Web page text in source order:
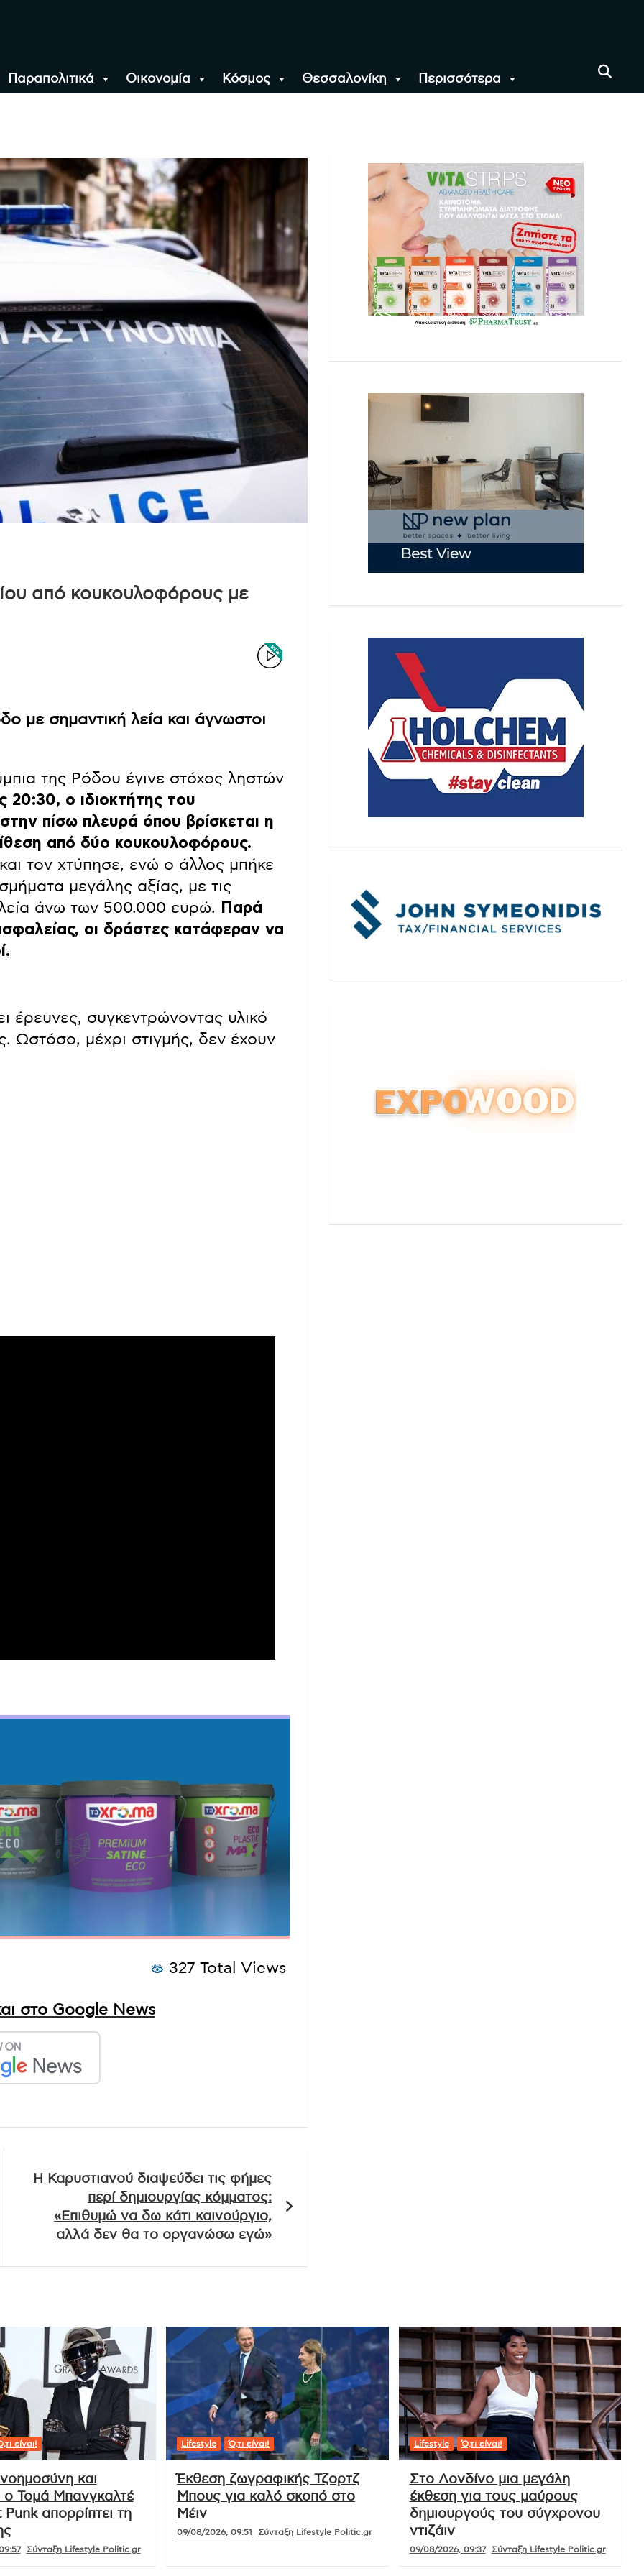
Παραπολιτικά Οικονομία Κόσμος Θεσσαλονίκη Περισσότερα
από κουκουλοφόρους με
με σημαντική λεία και άγνωστοι
της Ρόδου έγινε στόχος ληστών
20:30, ο ιδιοκτήτης του
πίσω πλευρά όπου βρίσκεται η
από δύο κουκουλοφόρους.
τον χτύπησε, ενώ ο άλλος μπήκε
μεγάλης αξίας, με τις
άνω των 500.000 ευρώ.
Παρά
οι δράστες κατάφεραν να
έρευνες, συγκεντρώνοντας υλικό
Ωστόσο, μέχρι στιγμής, δεν έχουν
327 Total Views
στο Google News
Η Καρυστιανού διαψεύδει τις φήμες
περί δημιουργίας κόμματος:
«Επιθυμώ να δω κάτι καινούργιο,
αλλά δεν θα το οργανώσω εγώ»
είναι!
και
ο Τομά Μπανγκαλτέ
απορρίπτει τη
Σύνταξη Lifestyle Politic.gr
Lifestyle Ό,τι είναι!
Έκθεση ζωγραφικής Τζορτζ
Μπους για καλό σκοπό στο
Μέιν
09/08/2026, 09:51 Σύνταξη Lifestyle Politic.gr
Lifestyle Ό,τι είναι!
Στο Λονδίνο μια μεγάλη
έκθεση για τους μαύρους
δημιουργούς του σύγχρονου
ντιζάιν
09/08/2026, 09:37 Σύνταξη Lifestyle Politic.gr